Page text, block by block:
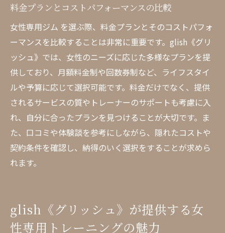
料金プランとコストパフォーマンスの比較
女性専用ジム を選ぶ際、料金プランとそのコストパフォ
ーマンスを比較することは非常に重要です。glish《グリ
ッシュ》では、女性のニーズに応じた多様なプランを提
供しており、月額料金制や回数券制など、ライフスタイ
ルや予算に応じて選択可能です。料金だけでなく、提供
されるサービスの質やトレーナーのサポートも考慮に入
れ、自分に合ったプランを見つけることが大切です。ま
た、口コミや体験談を参考にしながら、隠れたコストや
契約条件を確認し、納得のいく選択をすることが求めら
れます。
glish《グリッシュ》が提供する女
性専用トレーニングの魅力